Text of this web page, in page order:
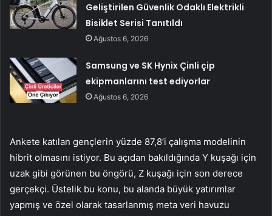
Geliştirilen Güvenlik Odaklı Elektrikli
Bisiklet Serisi Tanıtıldı
Ağustos 6, 2026
Samsung ve SK Hynix Çinli çip
ekipmanlarını test ediyorlar
Ağustos 6, 2026
Ankete katılan gençlerin yüzde 87,8’i çalışma modelinin
hibrit olmasını istiyor. Bu açıdan bakıldığında Y kuşağı için
uzak gibi görünen bu öngörü, Z kuşağı için son derece
gerçekçi. Üstelik bu konu, bu alanda büyük yatırımlar
yapmış ve özel olarak tasarlanmış meta veri havuzu